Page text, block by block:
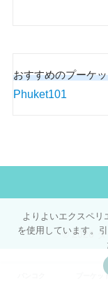
おすすめのプーケ
Phuket101
© 2026
プーケッ
よりよいエクスペ
を使用しています。